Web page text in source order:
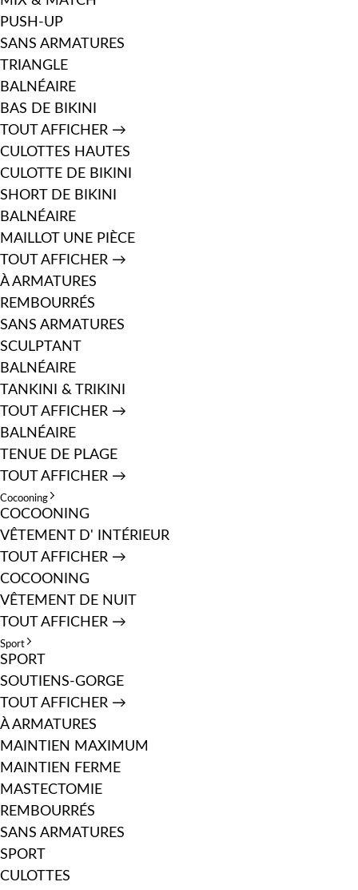
PUSH-UP
SANS ARMATURES
TRIANGLE
BALNÉAIRE
BAS DE BIKINI
TOUT AFFICHER →
CULOTTES HAUTES
CULOTTE DE BIKINI
SHORT DE BIKINI
BALNÉAIRE
MAILLOT UNE PIÈCE
TOUT AFFICHER →
À ARMATURES
REMBOURRÉS
SANS ARMATURES
SCULPTANT
BALNÉAIRE
TANKINI & TRIKINI
TOUT AFFICHER →
BALNÉAIRE
TENUE DE PLAGE
TOUT AFFICHER →
Cocooning
COCOONING
VÊTEMENT D' INTÉRIEUR
TOUT AFFICHER →
COCOONING
VÊTEMENT DE NUIT
TOUT AFFICHER →
Sport
SPORT
SOUTIENS-GORGE
TOUT AFFICHER →
À ARMATURES
MAINTIEN MAXIMUM
MAINTIEN FERME
MASTECTOMIE
REMBOURRÉS
SANS ARMATURES
SPORT
CULOTTES